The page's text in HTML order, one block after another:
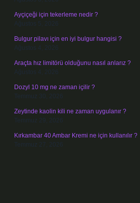
Ayçiçeği için tekerleme nedir ?
Ağustos 5, 2026
Bulgur pilavı için en iyi bulgur hangisi ?
Ağustos 4, 2026
Araçta hız limitörü olduğunu nasıl anlarız ?
Ağustos 4, 2026
Dozyl 10 mg ne zaman içilir ?
Temmuz 30, 2026
Zeytinde kaolin kili ne zaman uygulanır ?
Temmuz 29, 2026
Kırkambar 40 Ambar Kremi ne için kullanılır ?
Temmuz 27, 2026